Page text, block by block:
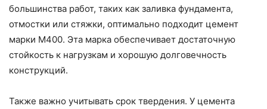
большинства работ, таких как заливка фундамента,
отмостки или стяжки, оптимально подходит цемент
марки М400. Эта марка обеспечивает достаточную
стойкость к нагрузкам и хорошую долговечность
конструкций.
Также важно учитывать срок твердения. У цемента